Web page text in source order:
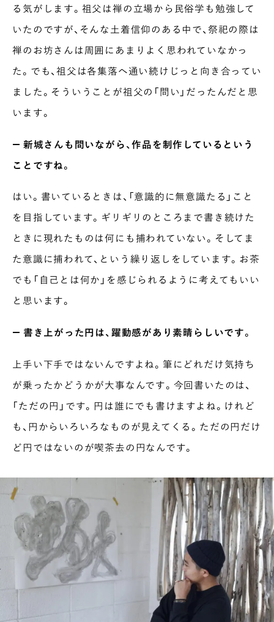
Ocha SURU? Lab.
PAUSE & INSPIRE
ファーストプレイスで、お茶を
COLUMN
COLOURS BY CHAGOCORO
る気がします。祖父は禅の立場から民俗学も勉強して
いたのですが、そんな土着信仰のある中で、祭祀の際は
禅のお坊さんは周囲にあまりよく思われていなかっ
た。でも、祖父は各集落へ通い続けじっと向き合ってい
ました。そういうことが祖父の「問い」だったんだと思
います。
― 新城さんも問いながら、作品を制作しているという
ことですね。
はい。書いているときは、「意識的に無意識たる」こと
を目指しています。ギリギリのところまで書き続けた
ときに現れたものは何にも捕われていない。そしてま
た意識に捕われて、という繰り返しをしています。お茶
でも「自己とは何か」を感じられるように考えてもいい
と思います。
― 書き上がった円は、躍動感があり素晴らしいです。
上手い下手ではないんですよね。筆にどれだけ気持ち
が乗ったかどうかが大事なんです。今回書いたのは、
「ただの円」です。円は誰にでも書けますよね。けれど
も、円からいろいろなものが見えてくる。ただの円だけ
ど円ではないのが喫茶去の円なんです。